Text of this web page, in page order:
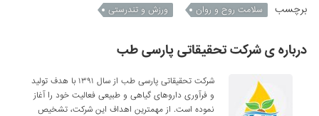
برچسب سلامت روح و روان ورزش و تندرستی
درباره ی شرکت تحقیقاتی پارسی طب
شرکت تحقیقاتی پارسی طب از سال ۱۳۹۱ با هدف تولید
و فرآوری داروهای گیاهی و طبیعی فعالیت خود را آغاز
نموده است. از مهمترین اهداف این شرکت، تشخیص